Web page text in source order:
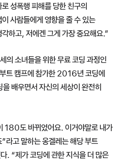
성폭행 피해를 당한 친구의
사람들에게 영향을 줄 수 있는
하고, 저에겐 그게 가장 중요해요.”
의 소녀들을 위한 무료 코딩 과정인
캠프에 참가한 2016년 코딩에
배우면서 자신의 세상이 완전히
180도 바뀌었어요. 이거야말로 내가
라고 말하는 옹겔레는 해당 부트
. “제가 코딩에 관한 지식을 더 많은